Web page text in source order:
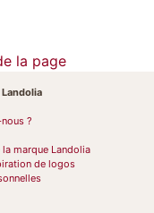
la page
?
marque Landolia
de logos